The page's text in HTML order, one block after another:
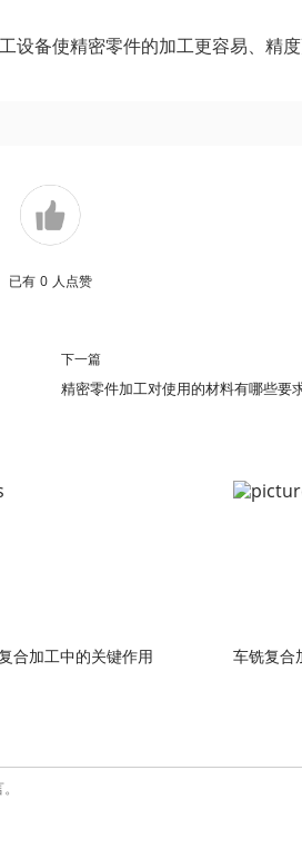
备使精密零件的加工更容易、精度
已有 0 人点赞
下一篇
精密零件加工对使用的材料有哪些要
合加工中的关键作用 车铣复合